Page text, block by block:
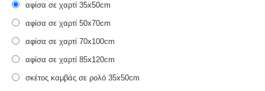
αφίσα σε χαρτί 35x50cm
αφίσα σε χαρτί 50x70cm
αφίσα σε χαρτί 70x100cm
αφίσα σε χαρτί 85x120cm
σκέτος καμβάς σε ρολό 35x50cm